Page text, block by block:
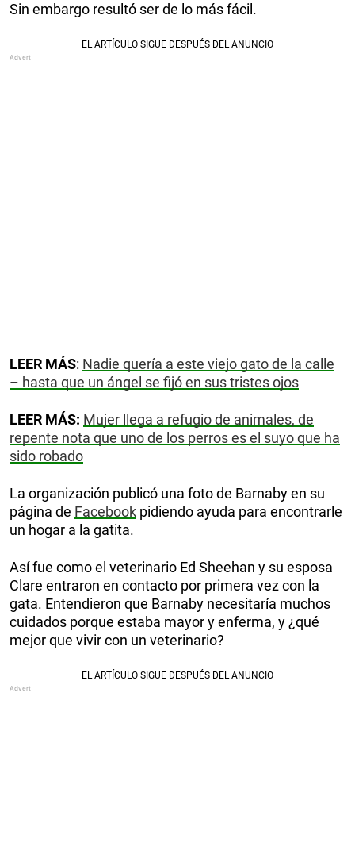
Sin embargo resultó ser de lo más fácil.
LEER MÁS: Nadie quería a este viejo gato de la calle
– hasta que un ángel se fijó en sus tristes ojos
LEER MÁS: Mujer llega a refugio de animales, de
repente nota que uno de los perros es el suyo que ha
sido robado
La organización publicó una foto de Barnaby en su
página de Facebook pidiendo ayuda para encontrarle
un hogar a la gatita.
Así fue como el veterinario Ed Sheehan y su esposa
Clare entraron en contacto por primera vez con la
gata. Entendieron que Barnaby necesitaría muchos
cuidados porque estaba mayor y enferma, y ¿qué
mejor que vivir con un veterinario?